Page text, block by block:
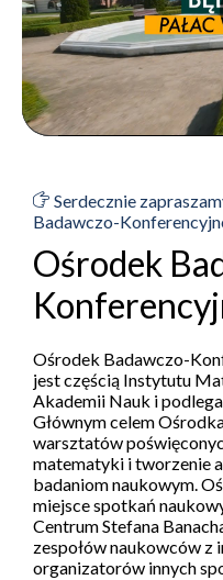
Serdecznie
Badawczo-
Ośrodek
Ośrodek Badawczo-
jest częścią Instytutu
Akademii Nauk i
Głównym celem
warsztatów
matematyki i tworzenie
badaniom naukowym.
miejsce spotkań
Centrum Stefana
zespołów naukowców z
organizatorów innych